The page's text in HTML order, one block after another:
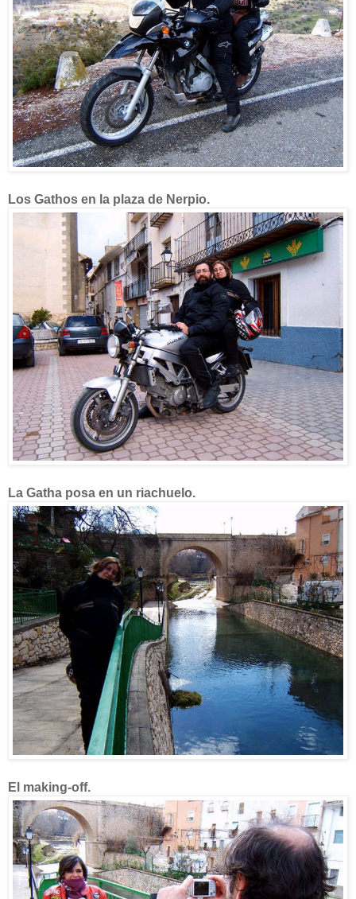
Los Gathos en la plaza de Nerpio.
La Gatha posa en un riachuelo.
El making-off.